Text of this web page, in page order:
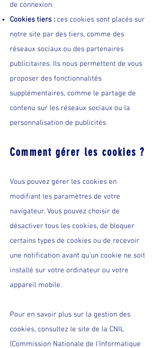
de connexion.
Cookies tiers : ces cookies sont placés sur
notre site par des tiers, comme des
réseaux sociaux ou des partenaires
publicitaires. Ils nous permettent de vous
proposer des fonctionnalités
supplémentaires, comme le partage de
contenu sur les réseaux sociaux ou la
personnalisation de publicités.
Comment gérer les cookies ?
Vous pouvez gérer les cookies en
modifiant les paramètres de votre
navigateur. Vous pouvez choisir de
désactiver tous les cookies, de bloquer
certains types de cookies ou de recevoir
une notification avant qu'un cookie ne soit
installé sur votre ordinateur ou votre
appareil mobile.
Pour en savoir plus sur la gestion des
cookies, consultez le site de la CNIL
(Commission Nationale de l'Informatique